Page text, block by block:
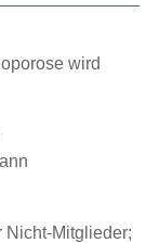
wird
Nicht-Mitglieder;